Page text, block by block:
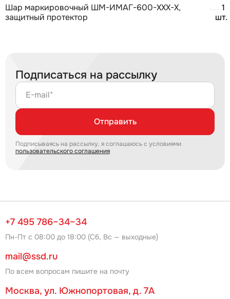
Шар маркировочный ШМ-ИМАГ-600-ХХХ-Х,
защитный протектор
1
шт.
Подписаться на рассылку
E-mail*
Отправить
Подписываясь на рассылку, я соглашаюсь с условиями
пользовательского соглашения
+7 495 786–34–34
Пн-Пт с 08:00 до 18:00 (Сб, Вс — выходные)
mail@ssd.ru
По всем вопросам пишите на почту
Москва, ул. Южнопортовая, д. 7А